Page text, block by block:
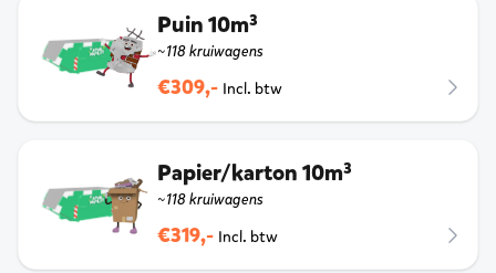
Puin 10m³
~118 kruiwagens
€309,- Incl. btw
Papier/karton 10m³
~118 kruiwagens
€319,- Incl. btw